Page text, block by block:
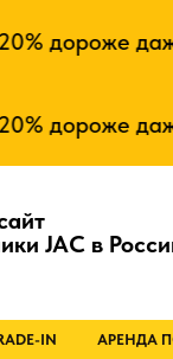
даже то,
даже то,
JAC в
IN АРЕНДА